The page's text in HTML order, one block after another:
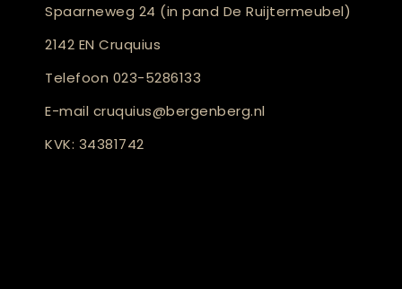
Spaarneweg 24 (in pand De Ruijtermeubel)
2142 EN Cruquius
Telefoon 023-5286133
E-mail cruquius@bergenberg.nl
KVK: 34381742